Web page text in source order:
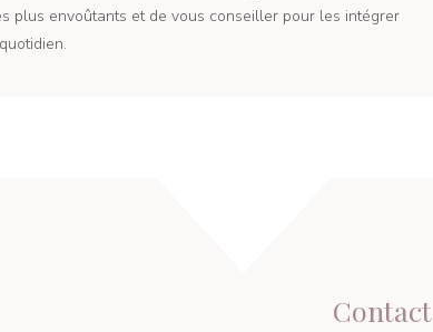
plus envoûtants et de vous conseiller pour les intégrer
Contact